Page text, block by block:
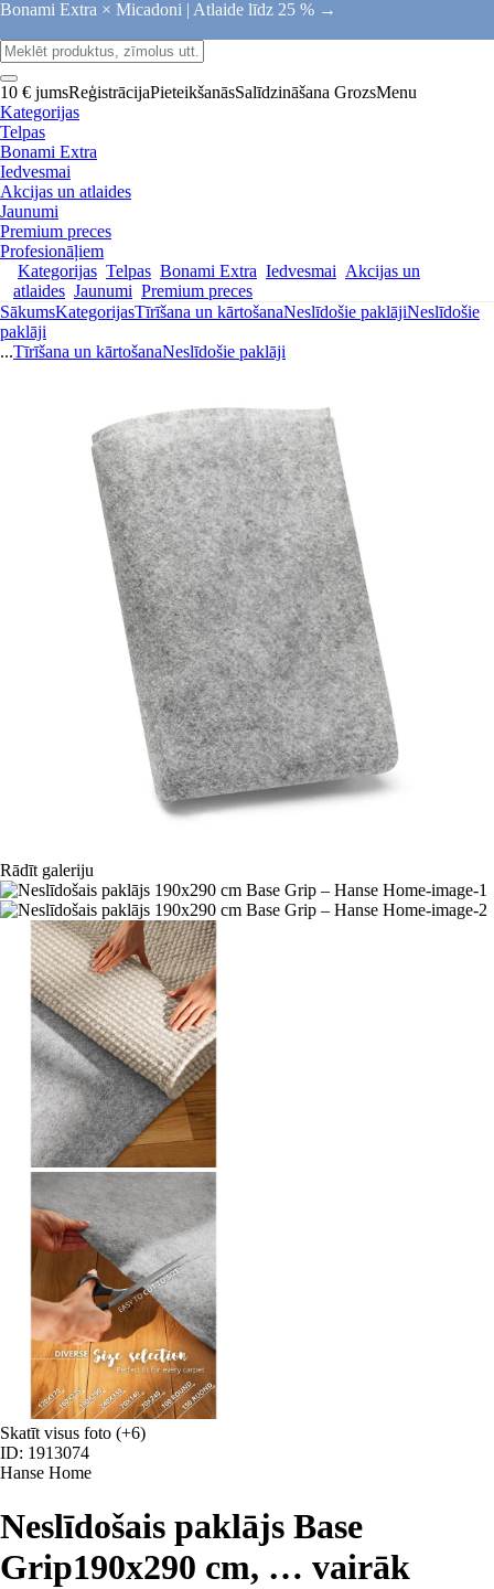
Bonami Extra × Micadoni | Atlaide līdz 25 % →
10 € jumsReģistrācijaPieteikšanāsSalīdzināšana GrozsMenu
Kategorijas
Telpas
Bonami Extra
Iedvesmai
Akcijas un atlaides
Jaunumi
Premium preces
Profesionāļiem
Kategorijas Telpas Bonami Extra Iedvesmai Akcijas un
atlaides Jaunumi Premium preces
SākumsKategorijasTīrīšana un kārtošanaNeslīdošie paklājiNeslīdošie
paklāji
...Tīrīšana un kārtošanaNeslīdošie paklāji
Rādīt galeriju
Skatīt visus foto (+6)
ID: 1913074
Hanse Home
Neslīdošais paklājs Base
Grip190x290 cm, … vairāk